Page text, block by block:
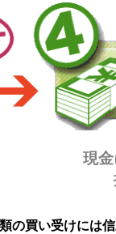
現
の買い受けには